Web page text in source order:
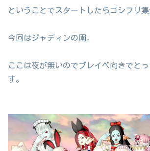
ということでスタートしたらゴシフリ
今回はジャディンの園。
ここは夜が無いのでプレイベ向きでと
す。